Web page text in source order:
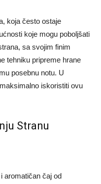
koja često ostaje
koje mogu poboljšati
sa svojim finim
tehniku pripreme hrane
posebnu notu. U
iskoristiti ovu
Stranu
aromatičan čaj od